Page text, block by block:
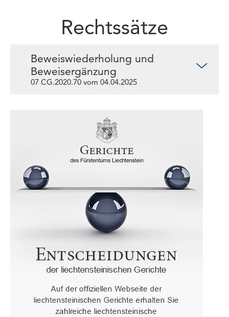
Rechtssätze
Beweiswiederholung und
Beweisergänzung
07 CG.2020.70 vom 04.04.2025